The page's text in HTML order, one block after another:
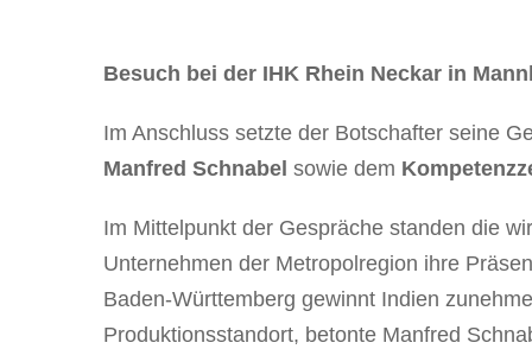
Besuch bei der IHK Rhein Neckar in
Im Anschluss setzte der Botschafter seine
Manfred Schnabel sowie dem
Im Mittelpunkt der Gespräche standen die
Unternehmen der Metropolregion ihre
Baden-Württemberg gewinnt Indien
Produktionsstandort, betonte Manfred